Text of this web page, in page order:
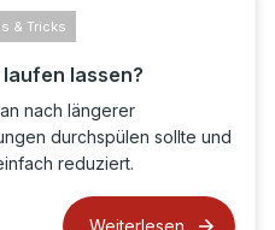
& Tricks
lassen?
nach längerer
durchspülen sollte und
reduziert.
Weiterlesen